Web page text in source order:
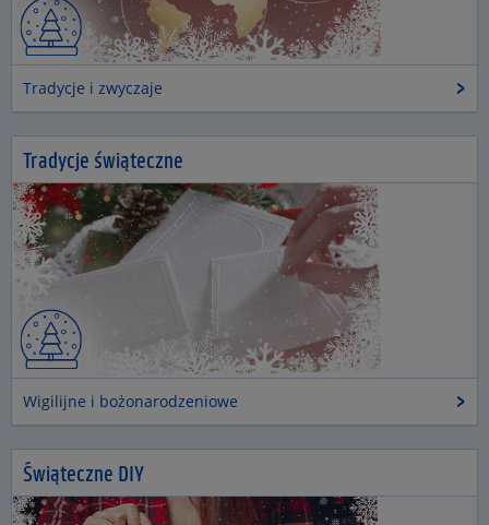
Tradycje i zwyczaje
Tradycje świąteczne
Wigilijne i bożonarodzeniowe
Świąteczne DIY